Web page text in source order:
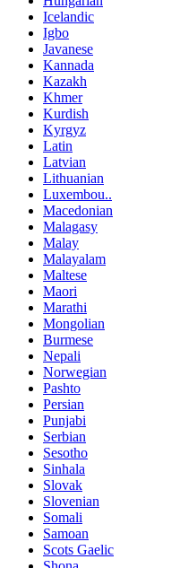
Icelandic
Igbo
Javanese
Kannada
Kazakh
Khmer
Kurdish
Kyrgyz
Latin
Latvian
Lithuanian
Luxembou..
Macedonian
Malagasy
Malay
Malayalam
Maltese
Maori
Marathi
Mongolian
Burmese
Nepali
Norwegian
Pashto
Persian
Punjabi
Serbian
Sesotho
Sinhala
Slovak
Slovenian
Somali
Samoan
Scots Gaelic